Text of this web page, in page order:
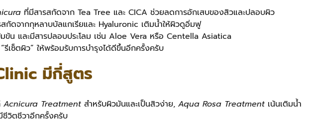
ที่มีสารสกัดจาก Tea Tree และ CICA ช่วยลดการอักเสบของสิวและปลอบผิว
สกัดจากกุหลาบบัลแกเรียและ Hyaluronic เติมน้ำให้ผิวดูอิ่มฟู
ข้น และมีสารปลอบประโลม เช่น Aloe Vera หรือ Centella Asiatica
รีเซ็ตผิว” ให้พร้อมรับการบำรุงได้ดีขึ้นอีกครั้งครับ
มีกี่สูตร
Acnicura Treatment สำหรับผิวมันและเป็นสิวง่าย, Aqua Rosa Treatment เน้นเติมน้ำ
ชีวิตชีวาอีกครั้งครับ